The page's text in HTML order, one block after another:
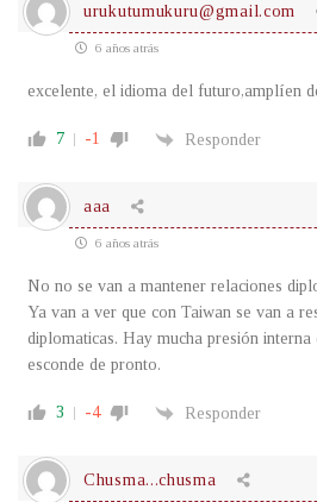
urukutumukuru@gmail.com
6 años atrás
excelente, el idioma del futuro,amplíen
7 -1 Responder
aaa
6 años atrás
No no se van a mantener relaciones
Ya van a ver que con Taiwan se van a
diplomaticas. Hay mucha presión
esconde de pronto.
3 -4 Responder
Chusma...chusma